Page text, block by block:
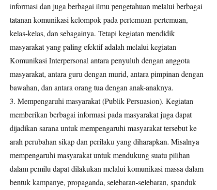
informasi dan juga berbagai ilmu pengetahuan melalui berbagai
tatanan komunikasi kelompok pada pertemuan-pertemuan,
kelas-kelas, dan sebagainya. Tetapi kegiatan mendidik
masyarakat yang paling efektif adalah melalui kegiatan
Komunikasi Interpersonal antara penyuluh dengan anggota
masyarakat, antara guru dengan murid, antara pimpinan dengan
bawahan, dan antara orang tua dengan anak-anaknya.
3. Mempengaruhi masyarakat (Publik Persuasion). Kegiatan
memberikan berbagai informasi pada masyarakat juga dapat
dijadikan sarana untuk mempengaruhi masyarakat tersebut ke
arah perubahan sikap dan perilaku yang diharapkan. Misalnya
mempengaruhi masyarakat untuk mendukung suatu pilihan
dalam pemilu dapat dilakukan melalui komunikasi massa dalam
bentuk kampanye, propaganda, selebaran-selebaran, spanduk